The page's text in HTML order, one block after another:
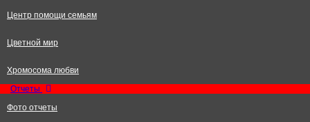
Центр помощи семьям
Цветной мир
Хромосома любви
Отчеты
Фото отчеты